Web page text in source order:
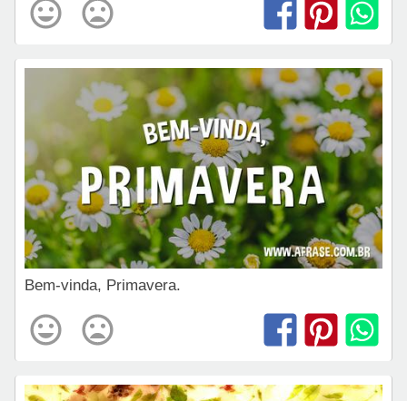
Bem-vinda, Primavera.